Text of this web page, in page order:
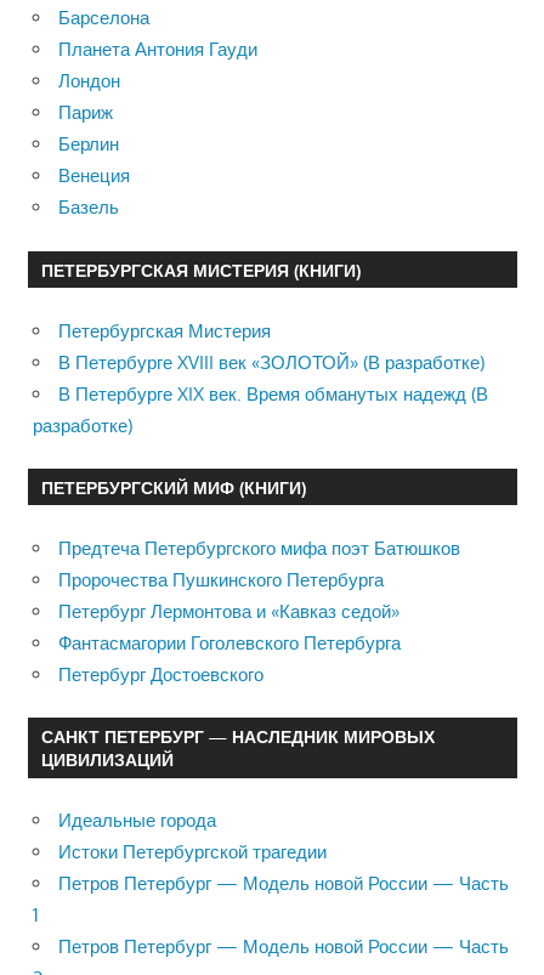
Барселона
Планета Антония Гауди
Лондон
Париж
Берлин
Венеция
Базель
ПЕТЕРБУРГСКАЯ МИСТЕРИЯ (КНИГИ)
Петербургская Мистерия
В Петербурге XVIII век «ЗОЛОТОЙ» (В разработке)
В Петербурге XIX век. Время обманутых надежд (В
разработке)
ПЕТЕРБУРГСКИЙ МИФ (КНИГИ)
Предтеча Петербургского мифа поэт Батюшков
Пророчества Пушкинского Петербурга
Петербург Лермонтова и «Кавказ седой»
Фантасмагории Гоголевского Петербурга
Петербург Достоевского
САНКТ ПЕТЕРБУРГ — НАСЛЕДНИК МИРОВЫХ
ЦИВИЛИЗАЦИЙ
Идеальные города
Истоки Петербургской трагедии
Петров Петербург — Модель новой России — Часть
1
Петров Петербург — Модель новой России — Часть